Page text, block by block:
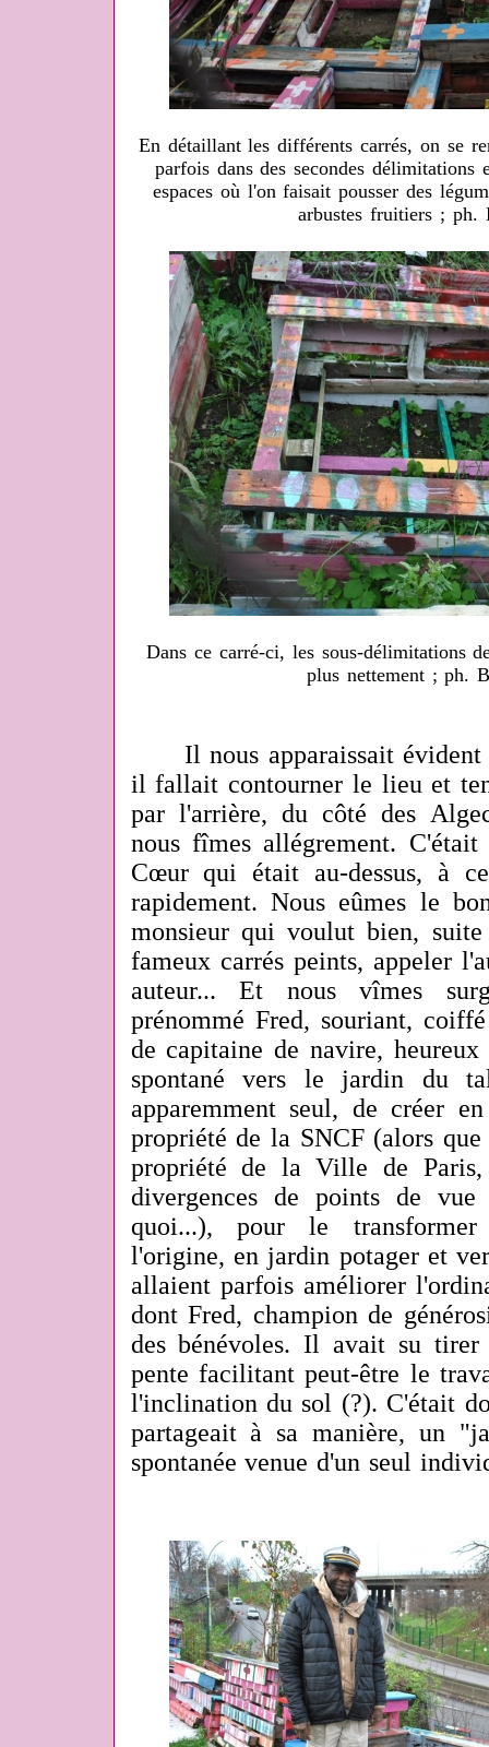
En détaillant les différents carrés, on se
parfois dans des secondes
espaces où l'on faisait pousser des
arbustes fruitiers ; ph.
Dans ce carré-ci, les sous-délimitations
plus nettement ; ph.
Il nous apparaissait évident
il fallait contourner le lieu et
par l'arrière, du côté des
nous fîmes allégrement.
Cœur qui était au-dessus, à
rapidement. Nous eûmes le
monsieur qui voulut bien,
fameux carrés peints, appeler
auteur... Et nous vîmes
prénommé Fred, souriant,
de capitaine de navire,
spontané vers le jardin du
apparemment seul, de créer
propriété de la SNCF (alors
propriété de la Ville de Paris,
divergences de points de
quoi...), pour le
l'origine, en jardin potager et
allaient parfois améliorer
dont Fred, champion de
des bénévoles. Il avait su
pente facilitant peut-être le
l'inclination du sol (?). C'était
partageait à sa manière, un
spontanée venue d'un seul